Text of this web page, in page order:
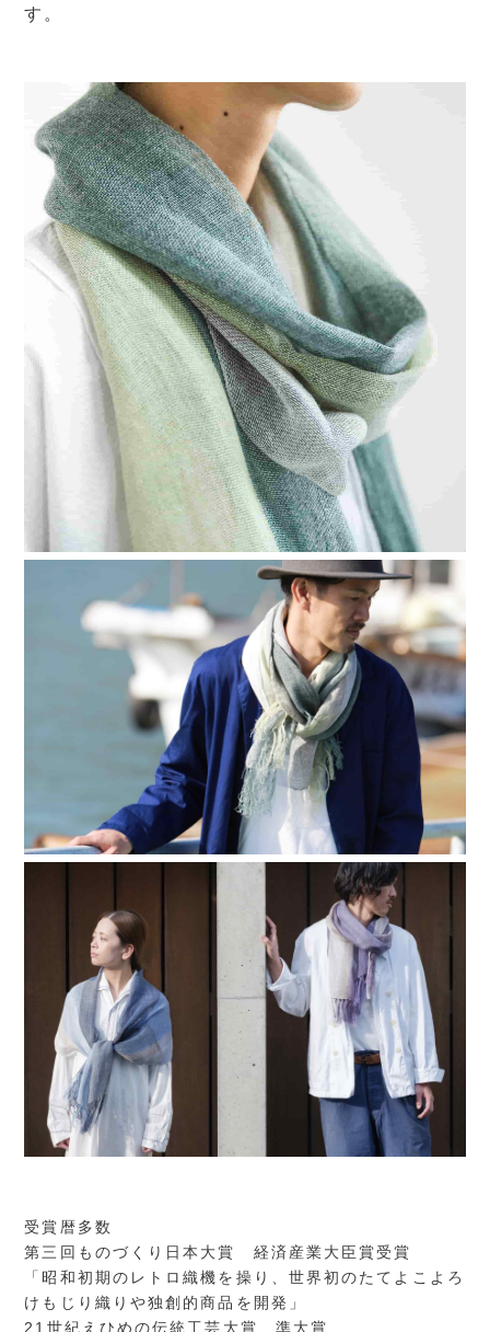
す。
受賞暦多数
第三回ものづくり日本大賞 経済産業大臣賞受賞
「昭和初期のレトロ織機を操り、世界初のたてよこよろ
けもじり織りや独創的商品を開発」
21世紀えひめの伝統工芸大賞 準大賞